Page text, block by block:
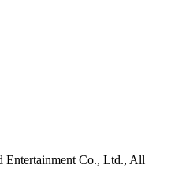
Entertainment Co., Ltd., All